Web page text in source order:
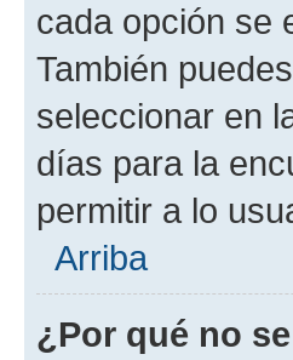
cada opción se
También
seleccionar en
días para la
permitir a lo
Arriba
¿Por qué no